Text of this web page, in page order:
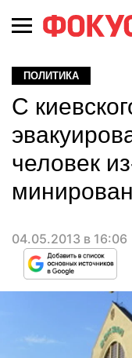
ПОЛИТИКА
С
человек
04.05.2013 в 16:06